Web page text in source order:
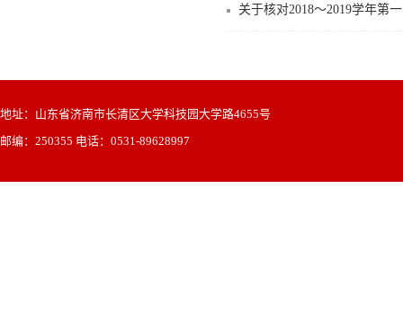
关于核对2018～2019学年第
地址：山东省济南市长清区大学科技园大学路4655号
邮编：250355 电话：0531-89628997